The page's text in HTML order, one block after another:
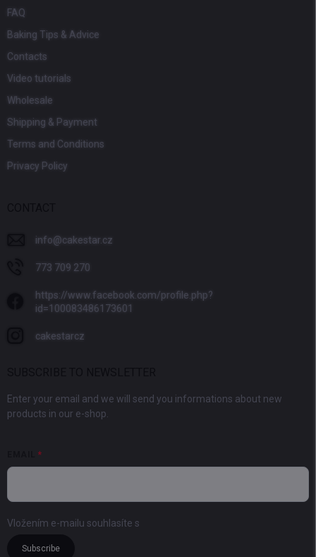
FAQ
Baking Tips & Advice
Contacts
Video tutorials
Wholesale
Shipping & Payment
Terms and Conditions
Privacy Policy
info@cakestar.cz
773 709 270
https://www.facebook.com/profile.php?
id=100083486173601
cakestarcz
Enter your email and we will send you informations about new
products in our e-shop.
Vložením e-mailu souhlasíte s
Subscribe